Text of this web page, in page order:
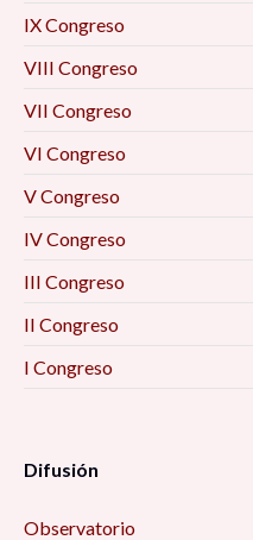
IX Congreso
VIII Congreso
VII Congreso
VI Congreso
V Congreso
IV Congreso
III Congreso
II Congreso
I Congreso
Difusión
Observatorio